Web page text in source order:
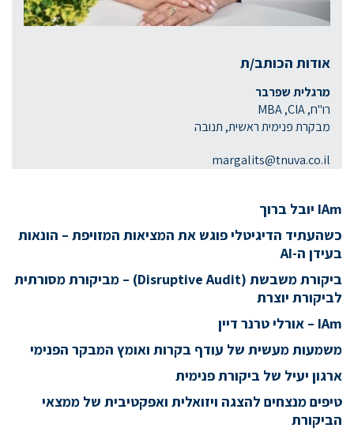
אודות הכותב/ת
מרגלית שפרבר
רו"ח, MBA ,CIA
מבקרת פנימית ראשית, תנובה
margalits@tnuva.co.il
IAm יובל ברוך
כשהעתיד הדיגיטלי פוגש את המציאות המזויפת – הונאות
בעידן ה-AI
ביקורת משבשת (Disruptive Audit) – מביקורת מסורתית
לביקורת יוצרת
IAm – אורלי טרנר דיין
משמעות מעשית של עודף בקרות ואומץ המבקר הפנימי
ארגון יעיל של ביקורת פנימית
טיפים מנצחים להצגה ויזואלית ואפקטיבית של ממצאי
הביקורת